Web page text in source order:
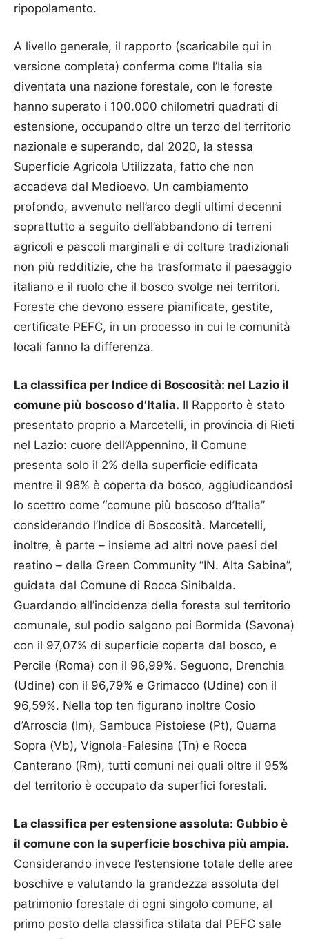
ripopolamento.
A livello generale, il rapporto (scaricabile qui in
versione completa) conferma come l’Italia sia
diventata una nazione forestale, con le foreste
hanno superato i 100.000 chilometri quadrati di
estensione, occupando oltre un terzo del territorio
nazionale e superando, dal 2020, la stessa
Superficie Agricola Utilizzata, fatto che non
accadeva dal Medioevo. Un cambiamento
profondo, avvenuto nell’arco degli ultimi decenni
soprattutto a seguito dell’abbandono di terreni
agricoli e pascoli marginali e di colture tradizionali
non più redditizie, che ha trasformato il paesaggio
italiano e il ruolo che il bosco svolge nei territori.
Foreste che devono essere pianificate, gestite,
certificate PEFC, in un processo in cui le comunità
locali fanno la differenza.
La classifica per Indice di Boscosità: nel Lazio il
comune più boscoso d’Italia. Il Rapporto è stato
presentato proprio a Marcetelli, in provincia di Rieti
nel Lazio: cuore dell’Appennino, il Comune
presenta solo il 2% della superficie edificata
mentre il 98% è coperta da bosco, aggiudicandosi
lo scettro come “comune più boscoso d’Italia”
considerando l’Indice di Boscosità. Marcetelli,
inoltre, è parte – insieme ad altri nove paesi del
reatino – della Green Community “IN. Alta Sabina”,
guidata dal Comune di Rocca Sinibalda.
Guardando all’incidenza della foresta sul territorio
comunale, sul podio salgono poi Bormida (Savona)
con il 97,07% di superficie coperta dal bosco, e
Percile (Roma) con il 96,99%. Seguono, Drenchia
(Udine) con il 96,79% e Grimacco (Udine) con il
96,59%. Nella top ten figurano inoltre Cosio
d’Arroscia (Im), Sambuca Pistoiese (Pt), Quarna
Sopra (Vb), Vignola-Falesina (Tn) e Rocca
Canterano (Rm), tutti comuni nei quali oltre il 95%
del territorio è occupato da superfici forestali.
La classifica per estensione assoluta: Gubbio è
il comune con la superficie boschiva più ampia.
Considerando invece l’estensione totale delle aree
boschive e valutando la grandezza assoluta del
patrimonio forestale di ogni singolo comune, al
primo posto della classifica stilata dal PEFC sale